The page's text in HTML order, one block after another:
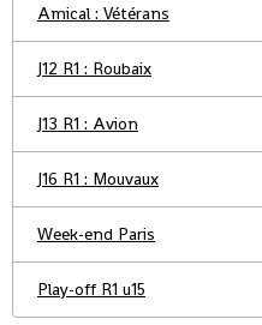
Amical : Vétérans
J12 R1 : Roubaix
J13 R1 : Avion
J16 R1 : Mouvaux
Week-end Paris
Play-off R1 u15